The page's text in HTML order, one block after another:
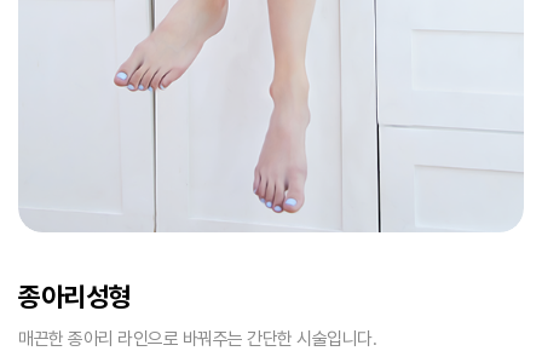
종아리성형
매끈한 종아리 라인으로 바꿔주는 간단한 시술입니다.